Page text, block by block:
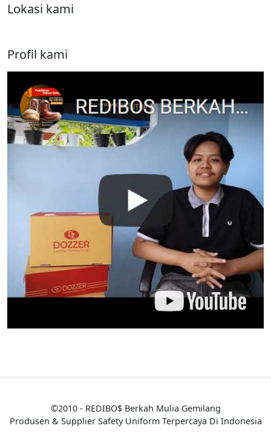
Lokasi kami
Profil kami
©2010 - REDIBO$ Berkah Mulia Gemilang
Produsen & Supplier Safety Uniform Terpercaya Di Indonesia